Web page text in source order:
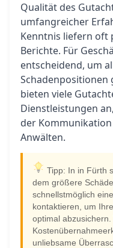
Qualität des
umfangreicher
Kenntnis liefern oft
Berichte. Für
entscheidend, um
Schadenpositionen
bieten viele
Dienstleistungen
der
Anwälten.
Tipp: In in Fürth
dem größere
schnellstmöglich
kontaktieren, um
optimal
unliebsame